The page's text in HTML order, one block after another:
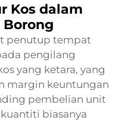
Kos dalam
Borong
penutup tempat
pengilang
yang ketara, yang
margin keuntungan
pembelian unit
biasanya